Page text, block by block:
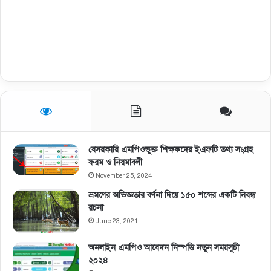
বেসরকারি এমপিওভুক্ত শিক্ষকদের ইএফটি তথ্য সংগ্রহ
ফরম ও নিয়মাবলী
November 25, 2024
ভ্রমণের অভিজ্ঞতার বর্ণনা দিয়ে ১৫০ শব্দের একটি নিবন্ধ
রচনা
June 23, 2021
অনলাইন এমপিও আবেদন নিস্পত্তি নতুন সময়সূচী
২০২৪